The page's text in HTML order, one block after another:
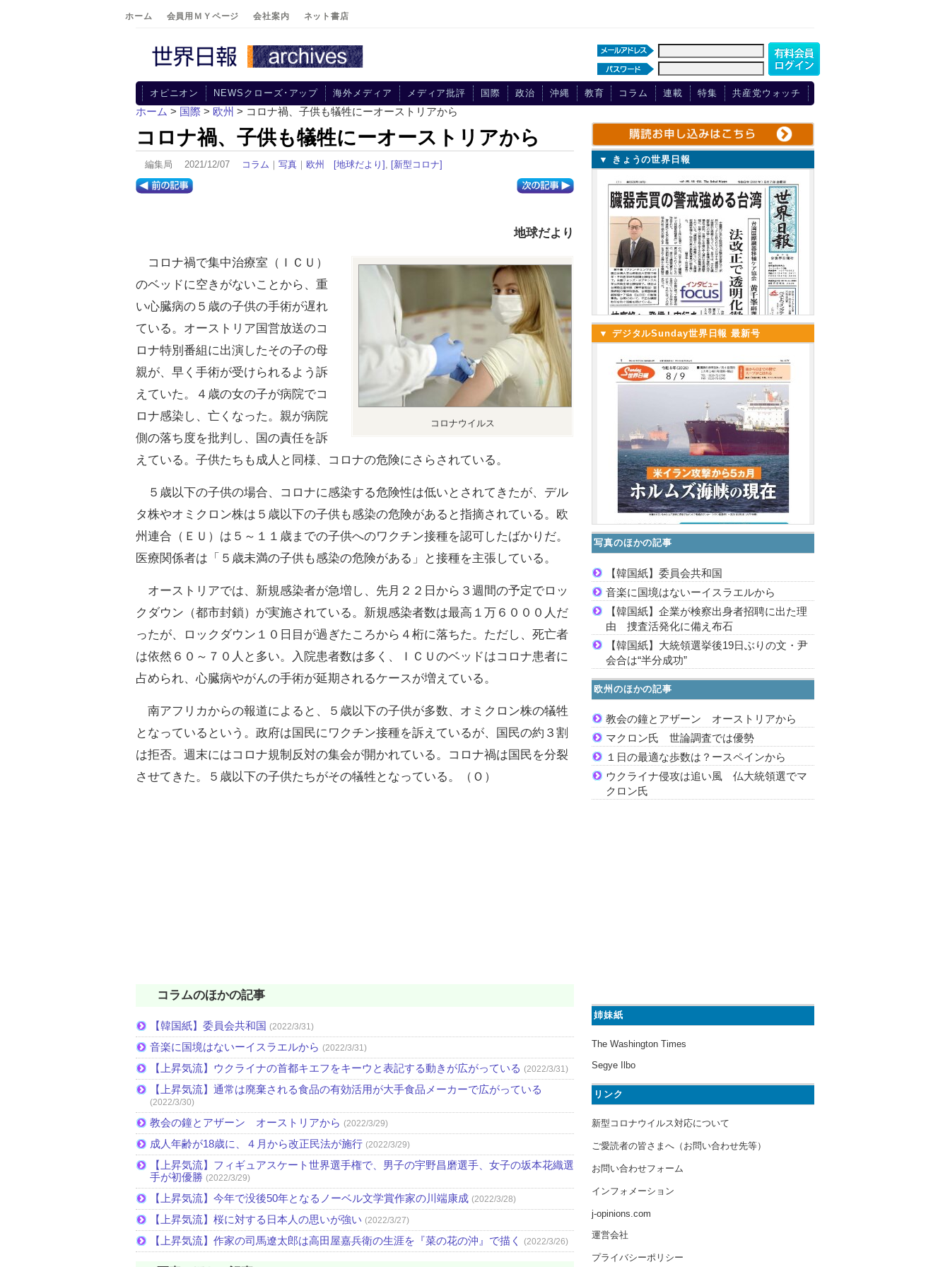
ホーム 会員用ＭＹページ 会社案内 ネット書店
オピニオン NEWSクローズ･アップ 海外メディア メディア批評 国際 政治 沖縄 教育 コラム 連載 特集 共産党ウォッチ
ホーム > 国際 > 欧州 > コロナ禍、子供も犠牲にーオーストリアから
コロナ禍、子供も犠牲にーオーストリアから
編集局 2021/12/07 コラム ｜ 写真 ｜ 欧州 [地球だより] , [新型コロナ]
地球だより
コロナウイルス
コロナ禍で集中治療室（ＩＣＵ）
のベッドに空きがないことから、重
い心臓病の５歳の子供の手術が遅れ
ている。オーストリア国営放送のコ
ロナ特別番組に出演したその子の母
親が、早く手術が受けられるよう訴
えていた。４歳の女の子が病院でコ
ロナ感染し、亡くなった。親が病院
側の落ち度を批判し、国の責任を訴
えている。子供たちも成人と同様、コロナの危険にさらされている。
５歳以下の子供の場合、コロナに感染する危険性は低いとされてきたが、デル
タ株やオミクロン株は５歳以下の子供も感染の危険があると指摘されている。欧
州連合（ＥＵ）は５～１１歳までの子供へのワクチン接種を認可したばかりだ。
医療関係者は「５歳未満の子供も感染の危険がある」と接種を主張している。
オーストリアでは、新規感染者が急増し、先月２２日から３週間の予定でロッ
クダウン（都市封鎖）が実施されている。新規感染者数は最高１万６０００人だ
ったが、ロックダウン１０日目が過ぎたころから４桁に落ちた。ただし、死亡者
は依然６０～７０人と多い。入院患者数は多く、ＩＣＵのベッドはコロナ患者に
占められ、心臓病やがんの手術が延期されるケースが増えている。
南アフリカからの報道によると、５歳以下の子供が多数、オミクロン株の犠牲
となっているという。政府は国民にワクチン接種を訴えているが、国民の約３割
は拒否。週末にはコロナ規制反対の集会が開かれている。コロナ禍は国民を分裂
させてきた。５歳以下の子供たちがその犠牲となっている。（Ｏ）
コラムのほかの記事
【韓国紙】委員会共和国 (2022/3/31)
音楽に国境はないーイスラエルから (2022/3/31)
【上昇気流】ウクライナの首都キエフをキーウと表記する動きが広がっている (2022/3/31)
【上昇気流】通常は廃棄される食品の有効活用が大手食品メーカーで広がっている
(2022/3/30)
教会の鐘とアザーン オーストリアから (2022/3/29)
成人年齢が18歳に、４月から改正民法が施行 (2022/3/29)
【上昇気流】フィギュアスケート世界選手権で、男子の宇野昌磨選手、女子の坂本花織選
手が初優勝 (2022/3/29)
【上昇気流】今年で没後50年となるノーベル文学賞作家の川端康成 (2022/3/28)
【上昇気流】桜に対する日本人の思いが強い (2022/3/27)
【上昇気流】作家の司馬遼太郎は高田屋嘉兵衛の生涯を『菜の花の沖』で描く (2022/3/26)
▼ きょうの世界日報
▼ デジタルSunday世界日報 最新号
写真のほかの記事
【韓国紙】委員会共和国
音楽に国境はないーイスラエルから
【韓国紙】企業が検察出身者招聘に出た理
由 捜査活発化に備え布石
【韓国紙】大統領選挙後19日ぶりの文・尹
会合は“半分成功”
欧州のほかの記事
教会の鐘とアザーン オーストリアから
マクロン氏 世論調査では優勢
１日の最適な歩数は？ースペインから
ウクライナ侵攻は追い風 仏大統領選でマ
クロン氏
姉妹紙
The Washington Times
Segye Ilbo
リンク
新型コロナウイルス対応について
ご愛読者の皆さまへ（お問い合わせ先等）
お問い合わせフォーム
インフォメーション
j-opinions.com
運営会社
プライバシーポリシー